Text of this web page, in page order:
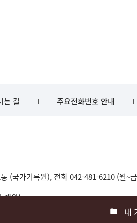
내
는 길 주요전화번호 안내
(국가기록원), 전화 042-481-6210 (월~
제외)
부산 051-550-